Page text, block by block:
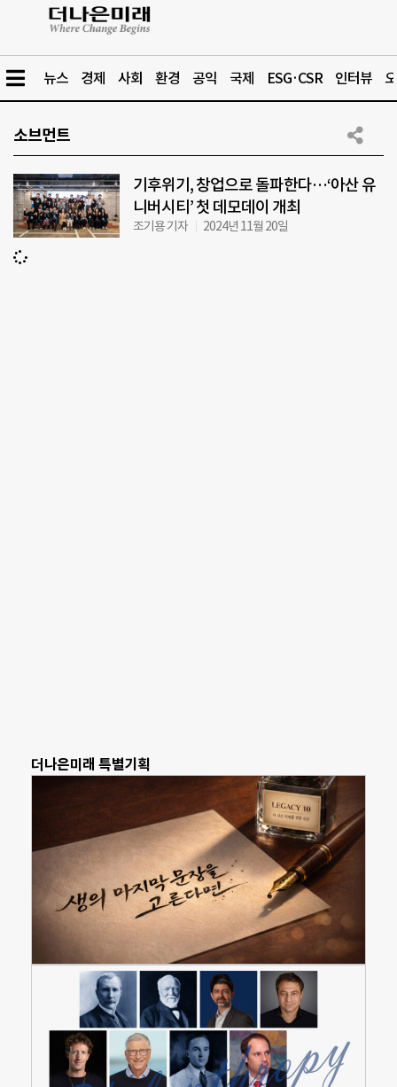
뉴스 경제 사회 환경 공익 국제 ESG·CSR 인터뷰
소브먼트
기후위기, 창업으로 돌파한다…‘아산 유
니버시티’ 첫 데모데이 개최
조기용 기자 2024년 11월 20일
더나은미래 특별기획